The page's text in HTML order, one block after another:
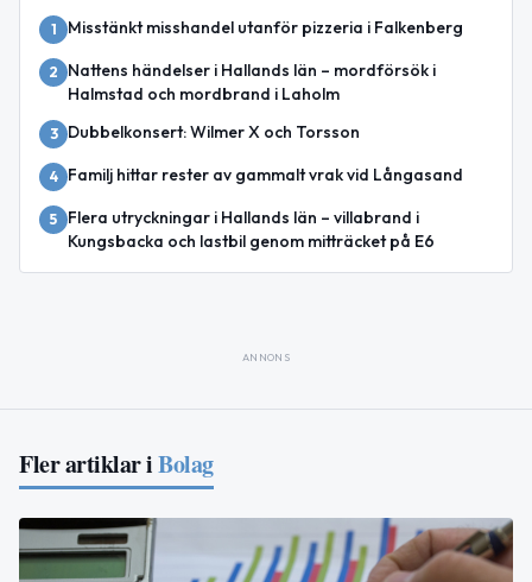
1 Misstänkt misshandel utanför pizzeria i Falkenberg
2
Nattens händelser i Hallands län – mordförsök i
Halmstad och mordbrand i Laholm
3 Dubbelkonsert: Wilmer X och Torsson
4 Familj hittar rester av gammalt vrak vid Långasand
5
Flera utryckningar i Hallands län – villabrand i
Kungsbacka och lastbil genom mitträcket på E6
ANNONS
Fler artiklar iBolag